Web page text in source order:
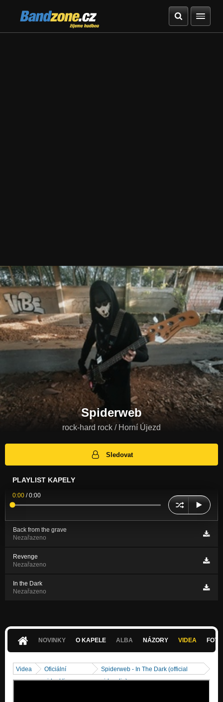
Bandzone.cz
žijeme hudbou
Spiderweb
rock-hard rock / Horní Újezd
Sledovat
PLAYLIST KAPELY
0:00 /0:00
Back from the grave
Nezařazeno
Revenge
Nezařazeno
In the Dark
Nezařazeno
NOVINKY O KAPELE ALBA NÁZORY VIDEA
Videa
Oficiální
videoklipy
Spiderweb - In The Dark (official
videoclip)